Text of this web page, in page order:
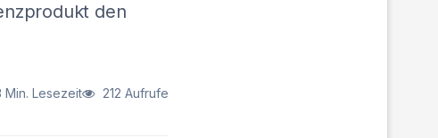
den
Min. Lesezeit 212 Aufrufe